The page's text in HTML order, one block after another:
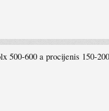
600 a procijenis 150-